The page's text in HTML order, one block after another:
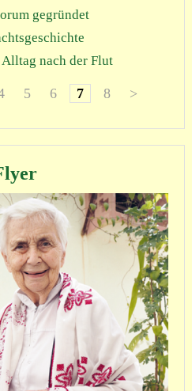
gegründet
nach der Flut
5 6 7 8 >